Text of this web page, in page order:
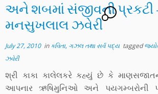
અને શબમાં સંજીવની પ્રકટી
મનસુખલાલ ઝવેરી
1
July 27, 2010inકવિતા, ગઝલ તથા સર્વ પદ્ય tagged
ઝવેરી
શ્રી કાકા કાલેલકરે કહ્યું છે કે માણસજાતને
આપનાર ઋષિમુનિઓ અને પયગમ્બરોની